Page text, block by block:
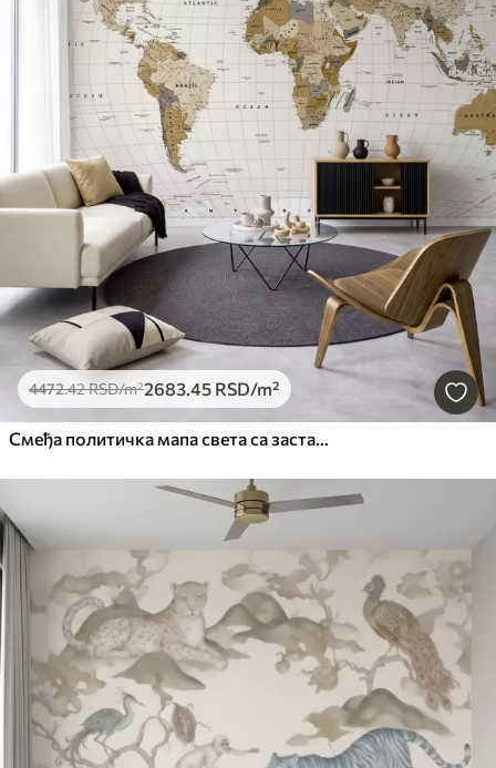
4472.42RSD/m²2683.45 RSD/m²
Смеђа политичка мапа света са заставама на енглеском језику